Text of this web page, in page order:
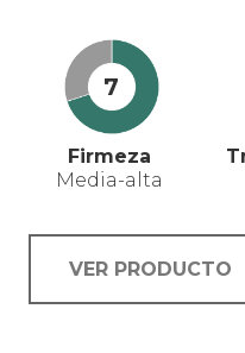
7
Firmeza
Media-alta
VER PRODUCTO